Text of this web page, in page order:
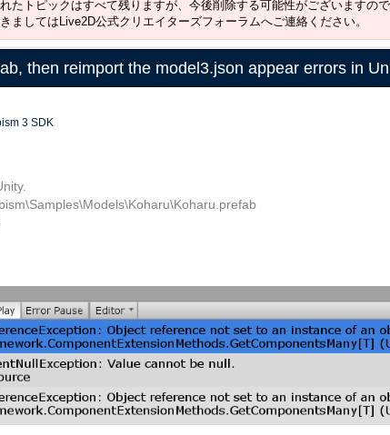
たトピックはすべて残りますが、今後削除する可能性がございますので
ましてはLive2D公式クリエイターズフォーラムへご連絡ください。
then reimport the model3.json appear errors in
3 SDK